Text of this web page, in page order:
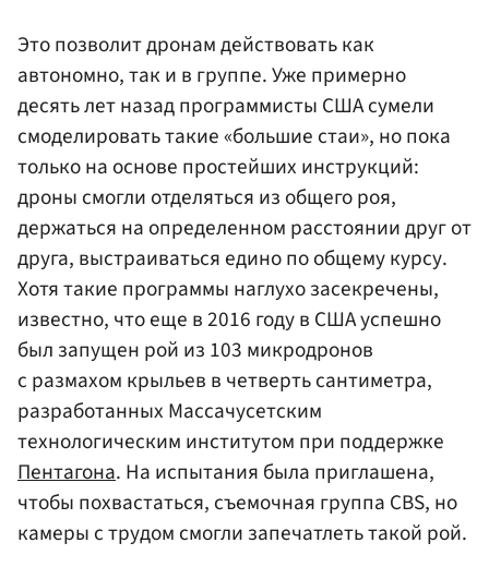
Это позволит дронам действовать как
автономно, так и в группе. Уже примерно
десять лет назад программисты США сумели
смоделировать такие «большие стаи», но пока
только на основе простейших инструкций:
дроны смогли отделяться из общего роя,
держаться на определенном расстоянии друг от
друга, выстраиваться едино по общему курсу.
Хотя такие программы наглухо засекречены,
известно, что еще в 2016 году в США успешно
был запущен рой из 103 микродронов
с размахом крыльев в четверть сантиметра,
разработанных Массачусетским
технологическим институтом при поддержке
Пентагона. На испытания была приглашена,
чтобы похвастаться, съемочная группа CBS, но
камеры с трудом смогли запечатлеть такой рой.